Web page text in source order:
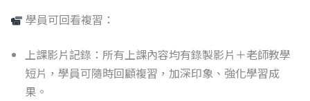
學員可回看複習：
上課影片記錄：所有上課內容均有錄製影片＋老師教學
短片，學員可隨時回顧複習，加深印象、強化學習成
果。